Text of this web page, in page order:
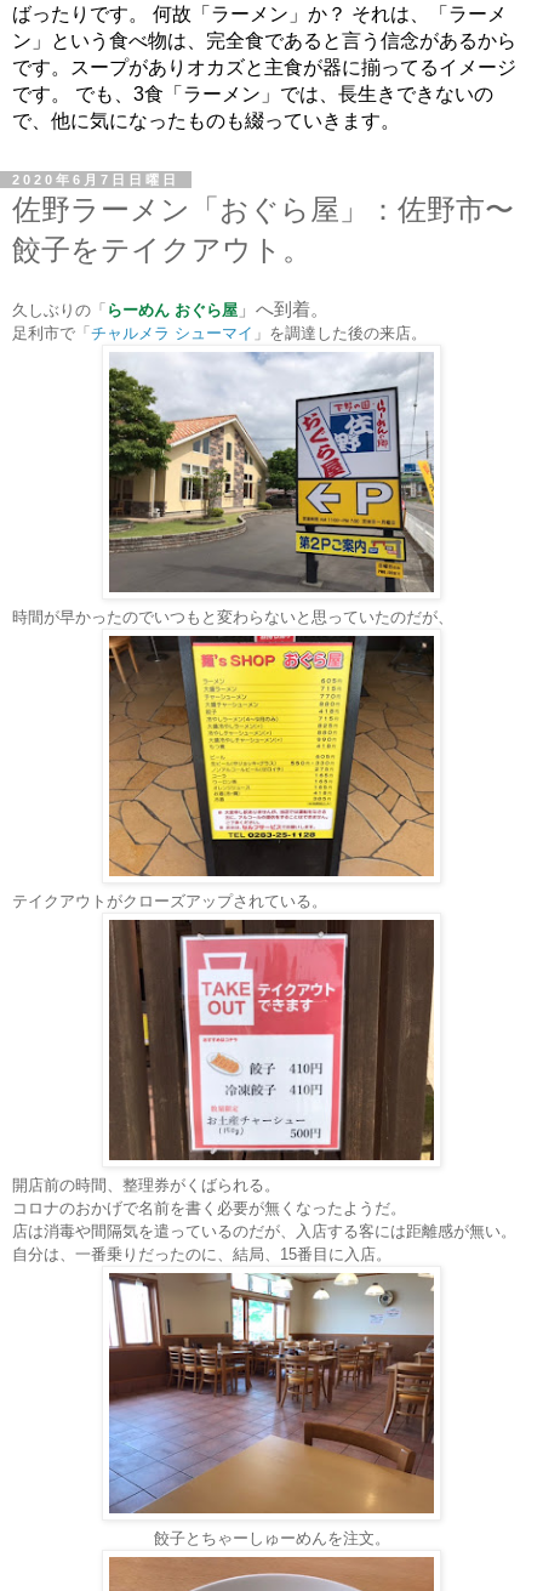
ばったりです。 何故「ラーメン」か？ それは、「ラーメ
ン」という食べ物は、完全食であると言う信念があるから
です。スープがありオカズと主食が器に揃ってるイメージ
です。 でも、3食「ラーメン」では、長生きできないの
で、他に気になったものも綴っていきます。
2020年6月7日日曜日
佐野ラーメン「おぐら屋」：佐野市〜
餃子をテイクアウト。
久しぶりの「 らーめん おぐら屋 」へ到着。
足利市で「 チャルメラ シューマイ 」を調達した後の来店。
時間が早かったのでいつもと変わらないと思っていたのだが、
テイクアウトがクローズアップされている。
開店前の時間、整理券がくばられる。
コロナのおかげで名前を書く必要が無くなったようだ。
店は消毒や間隔気を遣っているのだが、入店する客には距離感が無い。
自分は、一番乗りだったのに、結局、15番目に入店。
餃子とちゃーしゅーめんを注文。